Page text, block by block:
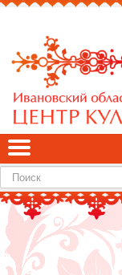
Найти